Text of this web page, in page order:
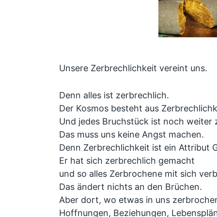
Unsere Zerbrechlichkeit vereint uns.
Denn alles ist zerbrechlich.
Der Kosmos besteht aus
Und jedes Bruchstück ist noch weiter
Das muss uns keine Angst machen.
Denn Zerbrechlichkeit ist ein Attribut
Er hat sich zerbrechlich gemacht
und so alles Zerbrochene mit sich
Das ändert nichts an den Brüchen.
Aber dort, wo etwas in uns
Hoffnungen, Beziehungen,